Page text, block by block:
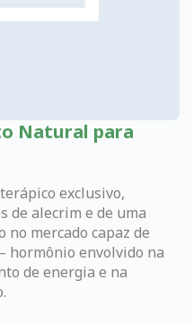
Natural para
exclusivo,
de alecrim e de uma
no mercado capaz de
hormônio envolvido na
de energia e na
.